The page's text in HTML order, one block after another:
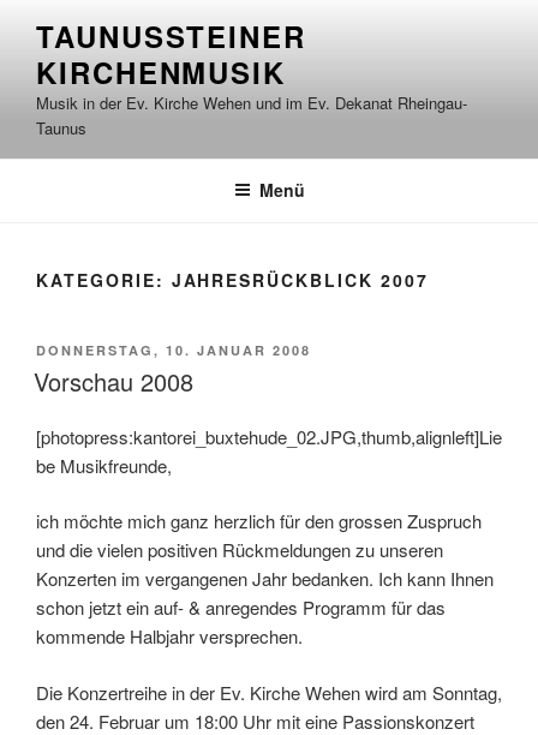
springen
TAUNUSSTEINER
KIRCHENMUSIK
Musik in der Ev. Kirche Wehen und im Ev. Dekanat Rheingau-
Taunus
Menü
KATEGORIE: JAHRESRÜCKBLICK 2007
VERÖFFENTLICHT
AM
DONNERSTAG, 10. JANUAR 2008
Vorschau 2008
[photopress:kantorei_buxtehude_02.JPG,thumb,alignleft]Lie
be Musikfreunde,
ich möchte mich ganz herzlich für den grossen Zuspruch
und die vielen positiven Rückmeldungen zu unseren
Konzerten im vergangenen Jahr bedanken. Ich kann Ihnen
schon jetzt ein auf- & anregendes Programm für das
kommende Halbjahr versprechen.
Die Konzertreihe in der Ev. Kirche Wehen wird am Sonntag,
den 24. Februar um 18:00 Uhr mit eine Passionskonzert